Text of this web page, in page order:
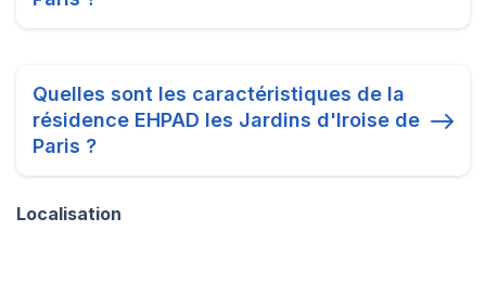
Quelles sont les caractéristiques de la
résidence EHPAD les Jardins d'Iroise de
Paris ?
Localisation